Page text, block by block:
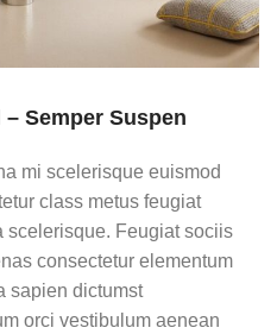
Semper Suspen
mi scelerisque euismod
class metus feugiat
scelerisque. Feugiat sociis
consectetur elementum
sapien dictumst
orci vestibulum aenean